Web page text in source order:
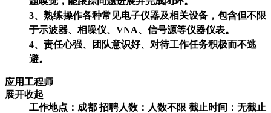
3、熟练操作各种常见电子仪器及相关设备，包含但不限
于示波器、相噪仪、VNA、信号源等仪器仪表。
4、责任心强、团队意识好、对待工作任务积极而不逃
避。
应用工程师
展开收起
工作地点：成都 招聘人数：人数不限 截止时间：无截止